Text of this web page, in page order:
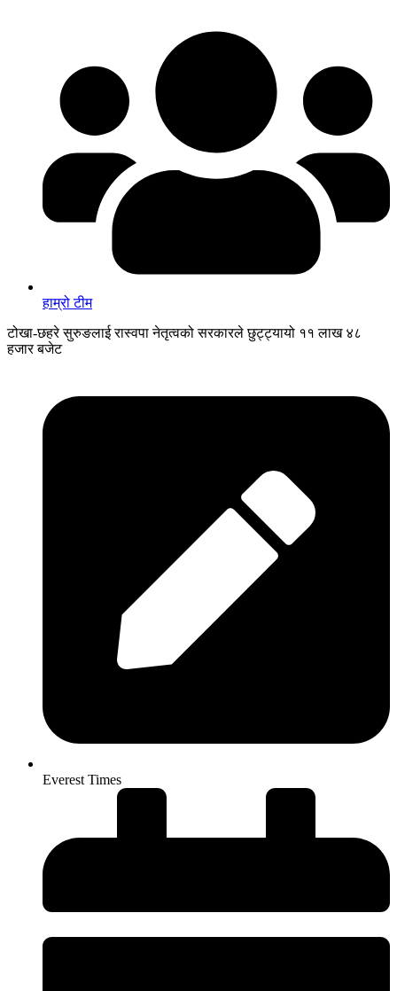
हाम्रो टीम
टोखा-छहरे सुरुङलाई रास्वपा नेतृत्वको सरकारले छुट्ट्यायो ११ लाख ४८
हजार बजेट
Everest Times